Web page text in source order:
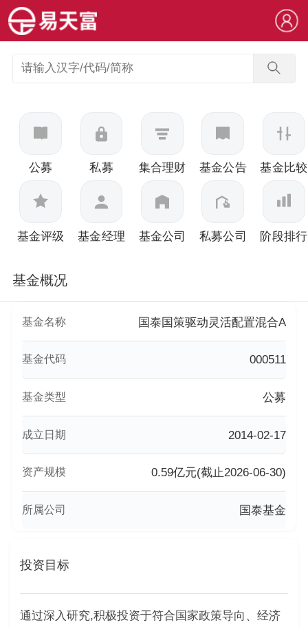
公募 私募 集合理财 基金公告 基金比较
基金评级 基金经理 基金公司 私募公司 阶段排行
基金概况
基金名称 国泰国策驱动灵活配置混合A
基金代码 000511
基金类型 公募
成立日期 2014-02-17
资产规模 0.59亿元(截止2026-06-30)
所属公司 国泰基金
投资目标
通过深入研究,积极投资于符合国家政策导向、经济